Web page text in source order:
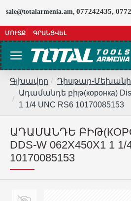
sale@totalarmenia.am, 077242435,
ՄՈՒՏՔ ԳՐԱՆՑՎԵԼ
Գլխավոր Դիսթար-
Ադամանդե բիթ(коронка)
1 1/4 UNC RS6 10170085153
ԱԴԱՄԱՆԴԵ
DDS-W 062X450X1 1 1/
10170085153